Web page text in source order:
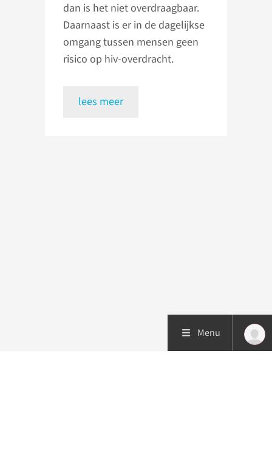
dan is het niet overdraagbaar.
Daarnaast is er in de dagelijkse
omgang tussen mensen geen
risico op hiv-overdracht.
lees meer
Menu